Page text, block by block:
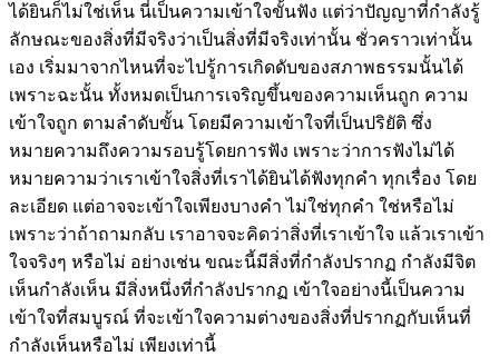
ได้ยินก็ไม่ใช่เห็น นี่เป็นความเข้าใจขั้นฟัง แต่ว่าปัญญาที่กำลังรู้
ลักษณะของสิ่งที่มีจริงว่าเป็นสิ่งที่มีจริงเท่านั้น ชั่วคราวเท่านั้น
เอง เริ่มมาจากไหนที่จะไปรู้การเกิดดับของสภาพธรรมนั้นได้
เพราะฉะนั้น ทั้งหมดเป็นการเจริญขึ้นของความเห็นถูก ความ
เข้าใจถูก ตามลำดับขั้น โดยมีความเข้าใจที่เป็นปริยัติ ซึ่ง
หมายความถึงความรอบรู้โดยการฟัง เพราะว่าการฟังไม่ได้
หมายความว่าเราเข้าใจสิ่งที่เราได้ยินได้ฟังทุกคำ ทุกเรื่อง โดย
ละเอียด แต่อาจจะเข้าใจเพียงบางคำ ไม่ใช่ทุกคำ ใช่หรือไม่
เพราะว่าถ้าถามกลับ เราอาจจะคิดว่าสิ่งที่เราเข้าใจ แล้วเราเข้า
ใจจริงๆ หรือไม่ อย่างเช่น ขณะนี้มีสิ่งที่กำลังปรากฏ กำลังมีจิต
เห็นกำลังเห็น มีสิ่งหนึ่งที่กำลังปรากฏ เข้าใจอย่างนี้เป็นความ
เข้าใจที่สมบูรณ์ ที่จะเข้าใจความต่างของสิ่งที่ปรากฏกับเห็นที่
กำลังเห็นหรือไม่ เพียงเท่านี้